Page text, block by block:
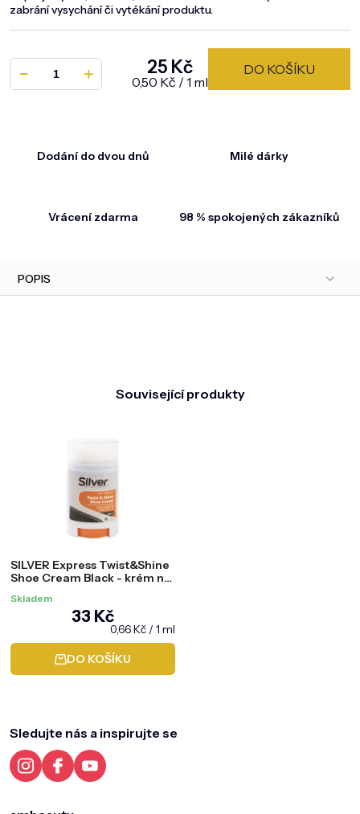
zabrání vysychání či vytékání produktu.
25 Kč
Měrná cena:
0,50 Kč / 1 ml
DO KOŠÍKU
Dodání do dvou dnů Milé dárky
Vrácení zdarma 98 % spokojených zákazníků
POPIS
Související produkty
SILVER Express Twist&Shine
Shoe Cream Black - krém na
Skladem
33 Kč
Měrná
cena:
0,66 Kč / 1 ml
DO KOŠÍKU
Sledujte nás a inspirujte se